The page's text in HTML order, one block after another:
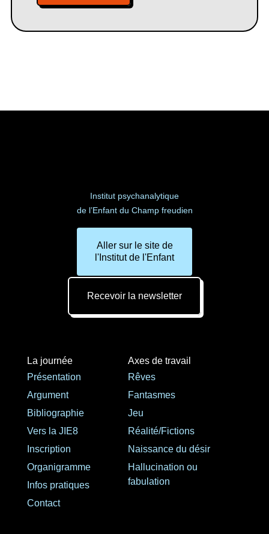
Institut psychanalytique
de l’Enfant du Champ freudien
Aller sur le site de
l'Institut de l'Enfant
Recevoir la newsletter
La journée
Présentation
Argument
Bibliographie
Vers la JIE8
Inscription
Organigramme
Infos pratiques
Contact
Axes de travail
Rêves
Fantasmes
Jeu
Réalité/Fictions
Naissance du désir
Hallucination ou
fabulation